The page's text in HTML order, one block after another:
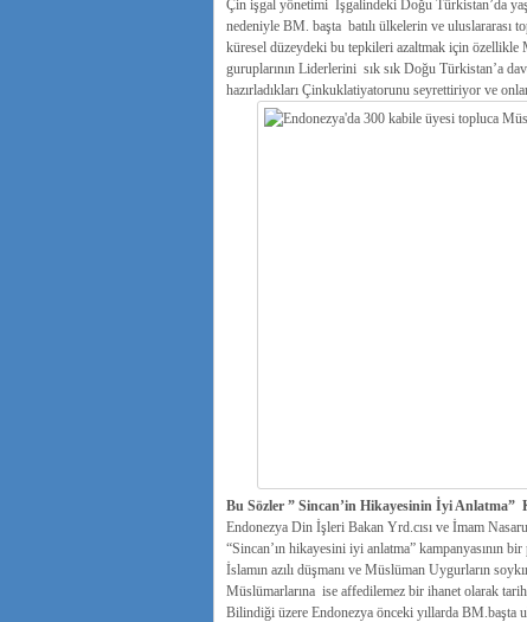
Çin işgal yönetimi İşgalindeki Doğu Türkistan’da
nedeniyle BM. başta batılı ülkelerin ve
küresel düzeydeki bu tepkileri azaltmak için
guruplarının Liderlerini sık sık Doğu Türkistan’a
hazırladıkları Çinkuklatiyatorunu seyrettiriyor ve
Bu Sözler ” Sincan’in Hikayesinin İyi Anlatma”
Endonezya Din İşleri Bakan Yrd.cısı ve İmam
“Sincan’ın hikayesini iyi anlatma” kampanyasının
İslamın azılı düşmanı ve Müslüman Uygurların
Müslümarlarına ise affedilemez bir ihanet olarak
Bilindiği üzere Endonezya önceki yıllarda BM.başta